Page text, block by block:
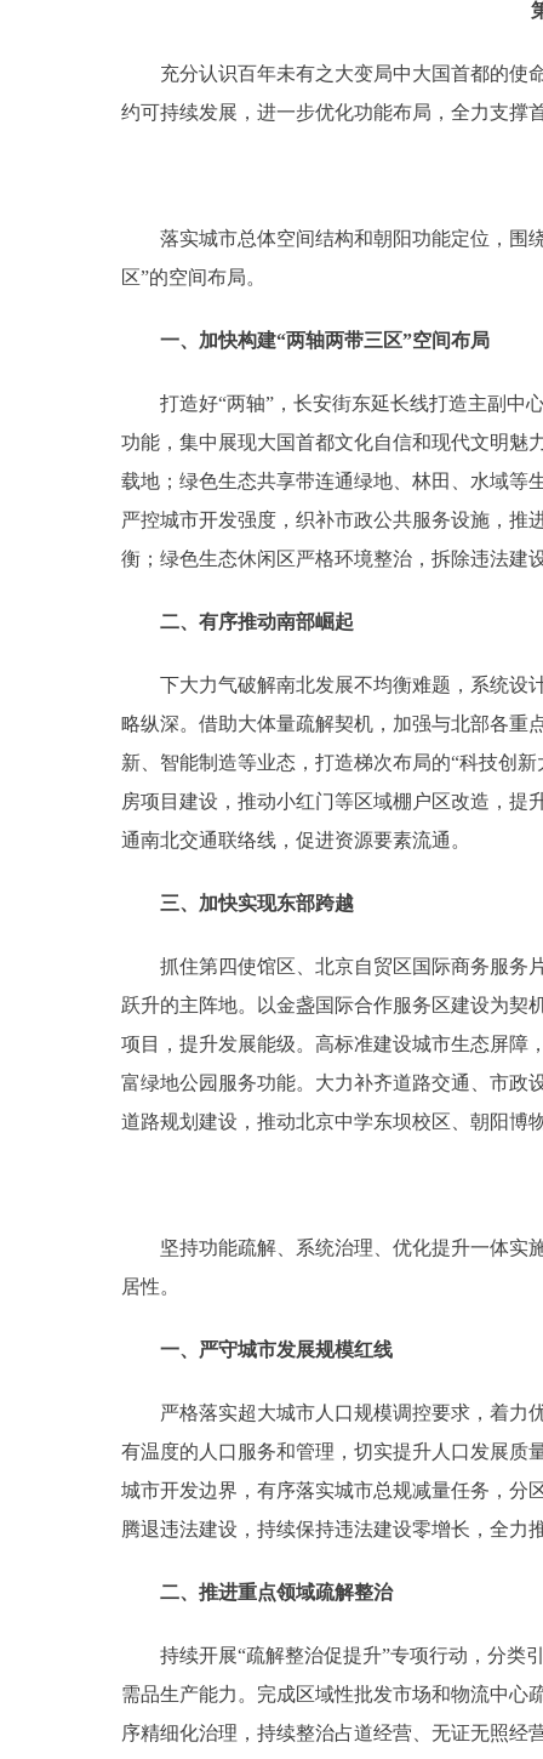
充分认识百年未有之大变局中大国首都的使命
约可持续发展，进一步优化功能布局，全力支撑
落实城市总体空间结构和朝阳功能定位，围绕
区”的空间布局。
一、加快构建“两轴两带三区”空间布局
打造好“两轴”，长安街东延长线打造主副中心
功能，集中展现大国首都文化自信和现代文明魅
载地；绿色生态共享带连通绿地、林田、水域等
严控城市开发强度，织补市政公共服务设施，推
衡；绿色生态休闲区严格环境整治，拆除违法建
二、有序推动南部崛起
下大力气破解南北发展不均衡难题，系统设计
略纵深。借助大体量疏解契机，加强与北部各重
新、智能制造等业态，打造梯次布局的“科技创
房项目建设，推动小红门等区域棚户区改造，
通南北交通联络线，促进资源要素流通。
三、加快实现东部跨越
抓住第四使馆区、北京自贸区国际商务服务片
跃升的主阵地。以金盏国际合作服务区建设为契
项目，提升发展能级。高标准建设城市生态屏障
富绿地公园服务功能。大力补齐道路交通、市政
道路规划建设，推动北京中学东坝校区、朝阳博
坚持功能疏解、系统治理、优化提升一体实施
居性。
一、严守城市发展规模红线
严格落实超大城市人口规模调控要求，着力优
有温度的人口服务和管理，切实提升人口发展质
城市开发边界，有序落实城市总规减量任务，分
腾退违法建设，持续保持违法建设零增长，全力
二、推进重点领域疏解整治
持续开展“疏解整治促提升”专项行动，分类引
需品生产能力。完成区域性批发市场和物流中心
序精细化治理，持续整治占道经营、无证无照